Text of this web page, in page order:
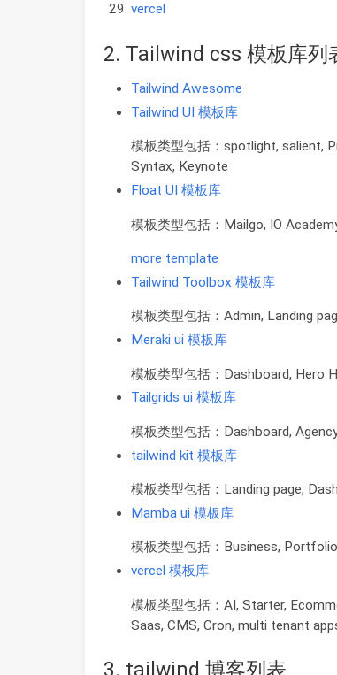
vercel
2. Tailwind css 模板库列
Tailwind Awesome
Tailwind UI 模板库
模板类型包括：spotlight, salient,
Syntax, Keynote
Float UI 模板库
模板类型包括：Mailgo, IO
more template
Tailwind Toolbox 模板库
模板类型包括：Admin, Landing
Meraki ui 模板库
模板类型包括：Dashboard, Hero
Tailgrids ui 模板库
模板类型包括：Dashboard,
tailwind kit 模板库
模板类型包括：Landing page,
Mamba ui 模板库
模板类型包括：Business, Portfolio
vercel 模板库
模板类型包括：AI, Starter,
Saas, CMS, Cron, multi tenant
3. tailwind 博客列表